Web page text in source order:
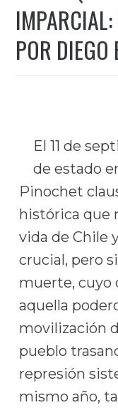
POR DIEGO
El 11 de
de estado
Pinochet
histórica que
vida de Chile
crucial, pero
muerte, cuyo
aquella
movilización
pueblo
represión
mismo año,